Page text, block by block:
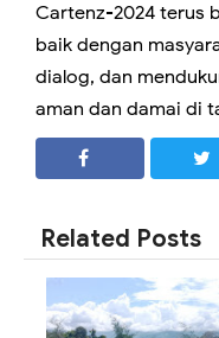
Cartenz-2024 terus
baik dengan
dialog, dan
aman dan damai di
Related Posts